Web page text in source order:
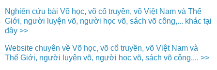
Nghiên cứu bài Võ học, võ cổ truyền, võ Việt Nam và Thế
Giới, người luyện võ, người học võ, sách võ công,... khác tại
đây >>
Website chuyên về Võ học, võ cổ truyền, võ Việt Nam và
Thế Giới, người luyện võ, người học võ, sách võ công,... >>